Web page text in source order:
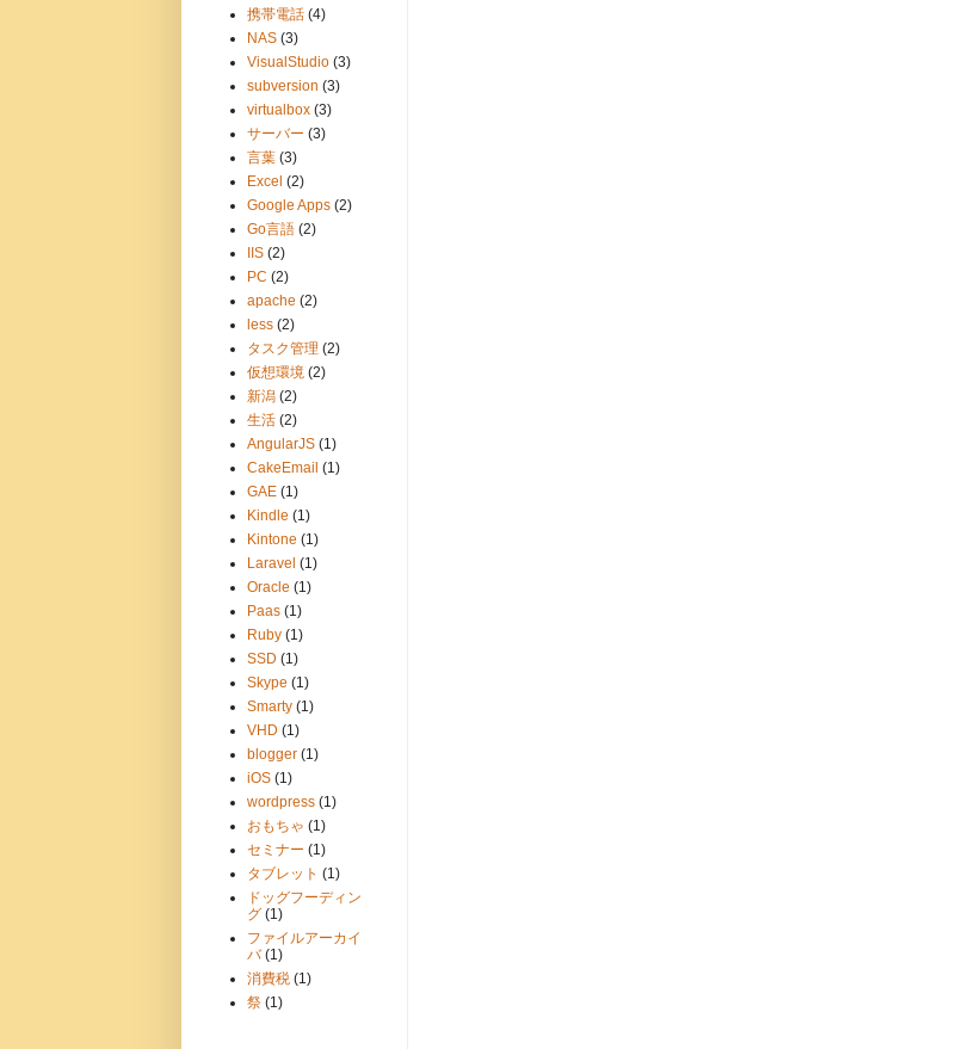
携帯電話 (4)
NAS (3)
VisualStudio (3)
subversion (3)
virtualbox (3)
サーバー (3)
言葉 (3)
Excel (2)
Google Apps (2)
Go言語 (2)
IIS (2)
PC (2)
apache (2)
less (2)
タスク管理 (2)
仮想環境 (2)
新潟 (2)
生活 (2)
AngularJS (1)
CakeEmail (1)
GAE (1)
Kindle (1)
Kintone (1)
Laravel (1)
Oracle (1)
Paas (1)
Ruby (1)
SSD (1)
Skype (1)
Smarty (1)
VHD (1)
blogger (1)
iOS (1)
wordpress (1)
おもちゃ (1)
セミナー (1)
タブレット (1)
ドッグフーディン
グ (1)
ファイルアーカイ
バ (1)
消費税 (1)
祭 (1)